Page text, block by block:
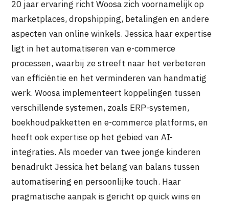
20 jaar ervaring richt Woosa zich voornamelijk op
marketplaces, dropshipping, betalingen en andere
aspecten van online winkels. Jessica haar expertise
ligt in het automatiseren van e-commerce
processen, waarbij ze streeft naar het verbeteren
van efficiëntie en het verminderen van handmatig
werk. Woosa implementeert koppelingen tussen
verschillende systemen, zoals ERP-systemen,
boekhoudpakketten en e-commerce platforms, en
heeft ook expertise op het gebied van AI-
integraties. Als moeder van twee jonge kinderen
benadrukt Jessica het belang van balans tussen
automatisering en persoonlijke touch. Haar
pragmatische aanpak is gericht op quick wins en